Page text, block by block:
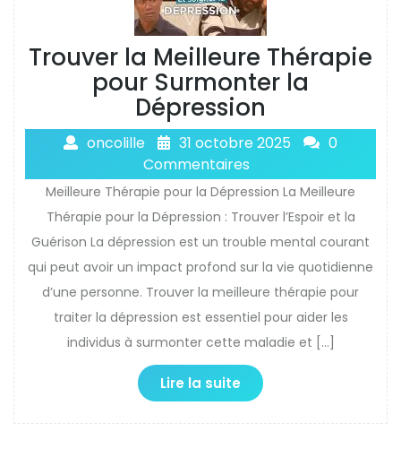
Trouver la Meilleure Thérapie
pour Surmonter la
Dépression
oncolille 31 octobre 2025
0
Commentaires
Meilleure Thérapie pour la Dépression La Meilleure
Thérapie pour la Dépression : Trouver l’Espoir et la
Guérison La dépression est un trouble mental courant
qui peut avoir un impact profond sur la vie quotidienne
d’une personne. Trouver la meilleure thérapie pour
traiter la dépression est essentiel pour aider les
individus à surmonter cette maladie et […]
Lire la suite